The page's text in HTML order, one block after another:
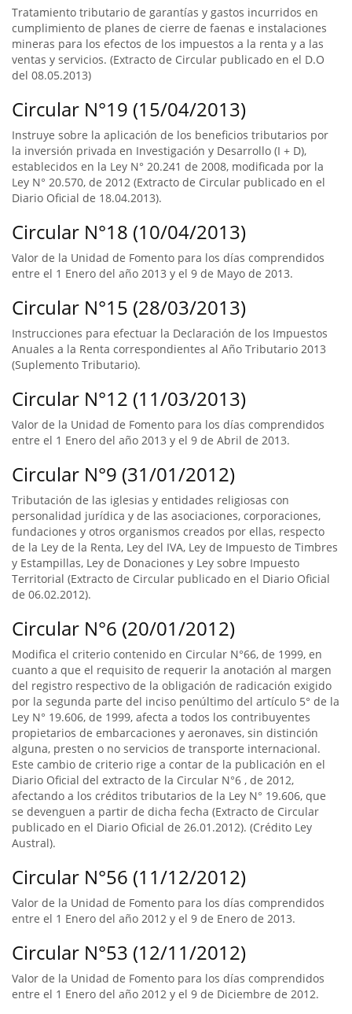
Tratamiento tributario de garantías y gastos incurridos en
cumplimiento de planes de cierre de faenas e instalaciones
mineras para los efectos de los impuestos a la renta y a las
ventas y servicios. (Extracto de Circular publicado en el D.O
del 08.05.2013)
Circular N°19 (15/04/2013)
Instruye sobre la aplicación de los beneficios tributarios por
la inversión privada en Investigación y Desarrollo (I + D),
establecidos en la Ley N° 20.241 de 2008, modificada por la
Ley N° 20.570, de 2012 (Extracto de Circular publicado en el
Diario Oficial de 18.04.2013).
Circular N°18 (10/04/2013)
Valor de la Unidad de Fomento para los días comprendidos
entre el 1 Enero del año 2013 y el 9 de Mayo de 2013.
Circular N°15 (28/03/2013)
Instrucciones para efectuar la Declaración de los Impuestos
Anuales a la Renta correspondientes al Año Tributario 2013
(Suplemento Tributario).
Circular N°12 (11/03/2013)
Valor de la Unidad de Fomento para los días comprendidos
entre el 1 Enero del año 2013 y el 9 de Abril de 2013.
Circular N°9 (31/01/2012)
Tributación de las iglesias y entidades religiosas con
personalidad jurídica y de las asociaciones, corporaciones,
fundaciones y otros organismos creados por ellas, respecto
de la Ley de la Renta, Ley del IVA, Ley de Impuesto de Timbres
y Estampillas, Ley de Donaciones y Ley sobre Impuesto
Territorial (Extracto de Circular publicado en el Diario Oficial
de 06.02.2012).
Circular N°6 (20/01/2012)
Modifica el criterio contenido en Circular N°66, de 1999, en
cuanto a que el requisito de requerir la anotación al margen
del registro respectivo de la obligación de radicación exigido
por la segunda parte del inciso penúltimo del artículo 5° de la
Ley N° 19.606, de 1999, afecta a todos los contribuyentes
propietarios de embarcaciones y aeronaves, sin distinción
alguna, presten o no servicios de transporte internacional.
Este cambio de criterio rige a contar de la publicación en el
Diario Oficial del extracto de la Circular N°6 , de 2012,
afectando a los créditos tributarios de la Ley N° 19.606, que
se devenguen a partir de dicha fecha (Extracto de Circular
publicado en el Diario Oficial de 26.01.2012). (Crédito Ley
Austral).
Circular N°56 (11/12/2012)
Valor de la Unidad de Fomento para los días comprendidos
entre el 1 Enero del año 2012 y el 9 de Enero de 2013.
Circular N°53 (12/11/2012)
Valor de la Unidad de Fomento para los días comprendidos
entre el 1 Enero del año 2012 y el 9 de Diciembre de 2012.